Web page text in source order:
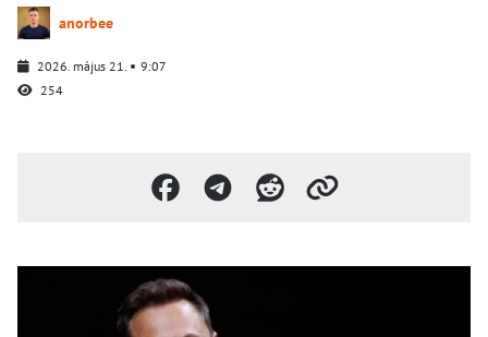
anorbee
2026. május 21.
9:07
254